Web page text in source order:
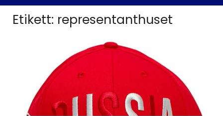
Etikett: representanthuset